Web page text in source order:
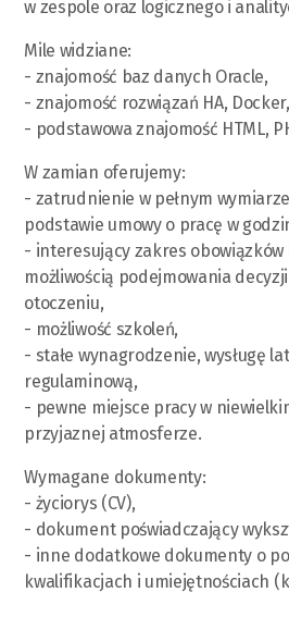
w zespole oraz logicznego i
Mile widziane:
- znajomość baz danych Oracle,
- znajomość rozwiązań HA, Docker,
- podstawowa znajomość HTML,
W zamian oferujemy:
- zatrudnienie w pełnym
podstawie umowy o pracę w
- interesujący zakres obowiązków
możliwością podejmowania
otoczeniu,
- możliwość szkoleń,
- stałe wynagrodzenie, wysługę
regulaminową,
- pewne miejsce pracy w
przyjaznej atmosferze.
Wymagane dokumenty:
- życiorys (CV),
- dokument poświadczający
- inne dodatkowe dokumenty o
kwalifikacjach i umiejętnościach